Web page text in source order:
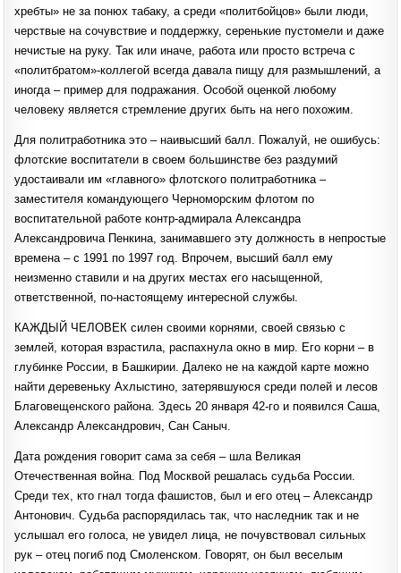
хребты» не за понюх табаку, а среди «политбойцов» были люди,
черствые на сочувствие и поддержку, серенькие пустомели и даже
нечистые на руку. Так или иначе, работа или просто встреча с
«политбратом»-коллегой всегда давала пищу для размышлений, а
иногда – пример для подражания. Особой оценкой любому
человеку является стремление других быть на него похожим.
Для политработника это – наивысший балл. Пожалуй, не ошибусь:
флотские воспитатели в своем большинстве без раздумий
удостаивали им «главного» флотского политработника –
заместителя командующего Черноморским флотом по
воспитательной работе контр-адмирала Александра
Александровича Пенкина, занимавшего эту должность в непростые
времена – с 1991 по 1997 год. Впрочем, высший балл ему
неизменно ставили и на других местах его насыщенной,
ответственной, по-настоящему интересной службы.
КАЖДЫЙ ЧЕЛОВЕК силен своими корнями, своей связью с
землей, которая взрастила, распахнула окно в мир. Его корни – в
глубинке России, в Башкирии. Далеко не на каждой карте можно
найти деревеньку Ахлыстино, затерявшуюся среди полей и лесов
Благовещенского района. Здесь 20 января 42-го и появился Саша,
Александр Александрович, Сан Саныч.
Дата рождения говорит сама за себя – шла Великая
Отечественная война. Под Москвой решалась судьба России.
Среди тех, кто гнал тогда фашистов, был и его отец – Александр
Антонович. Судьба распорядилась так, что наследник так и не
услышал его голоса, не увидел лица, не почувствовал сильных
рук – отец погиб под Смоленском. Говорят, он был веселым